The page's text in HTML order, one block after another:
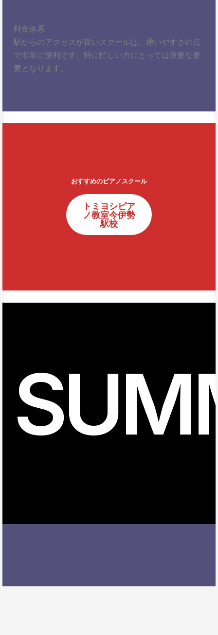
料金体系
駅からのアクセスが良いスクールは、通いやすさの点
で非常に便利です。特に忙しい方にとっては重要な要
素となります。
おすすめのピアノスクール
トミヨシピア
ノ教室今伊勢
駅校